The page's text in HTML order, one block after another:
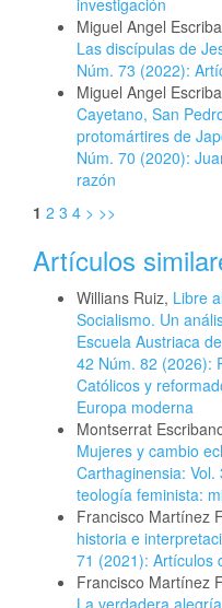
Miguel Angel
Las discípulas de
Núm. 73 (2022):
Miguel Angel
Cayetano, San
protomártires de
Núm. 70 (2020):
razón
1 2 3 4 > >>
Artículos
Willians Ruiz, Libre
Socialismo. Un
Escuela Austriaca
42 Núm. 82 (2026):
Católicos y
Europa moderna
Montserrat
Mujeres y cambio
Carthaginensia:
teología feminista:
Francisco Martínez
historia e
71 (2021): Artículos
Francisco Martínez
La verdadera